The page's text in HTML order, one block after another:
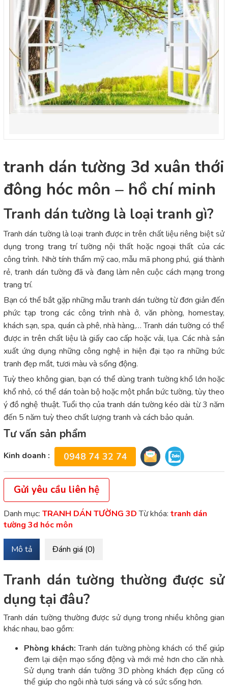
tranh dán tường 3d xuân thới
đông hóc môn – hồ chí minh
Tranh dán tường là loại tranh gì?
Tranh dán tường là loại tranh được in trên chất liệu riêng biệt sử
dụng trong trang trí tường nội thất hoặc ngoại thất của các
công trình. Nhờ tính thẩm mỹ cao, mẫu mã phong phú, giá thành
rẻ, tranh dán tường đã và đang làm nên cuộc cách mạng trong
trang trí.
Bạn có thể bắt gặp những mẫu tranh dán tường từ đơn giản đến
phức tạp trong các công trình nhà ở, văn phòng, homestay,
khách sạn, spa, quán cà phê, nhà hàng,… Tranh dán tường có thể
được in trên chất liệu là giấy cao cấp hoặc vải, lụa. Các nhà sản
xuất ứng dụng những công nghệ in hiện đại tạo ra những bức
tranh đẹp mắt, tươi màu và sống động.
Tuỳ theo không gian, bạn có thể dùng tranh tường khổ lớn hoặc
khổ nhỏ, có thể dán toàn bộ hoặc một phần bức tường, tùy theo
ý đồ nghệ thuật. Tuổi thọ của tranh dán tường kéo dài từ 3 năm
đến 5 năm tuỳ theo chất lượng tranh và cách bảo quản.
Tư vấn sản phẩm
Kinh doanh : 0948 74 32 74
Gửi yêu cầu liên hệ
Danh mục: TRANH DÁN TƯỜNG 3D Từ khóa: tranh dán
tường 3d hóc môn
Mô tả Đánh giá (0)
Tranh dán tường thường được sử
dụng tại đâu?
Tranh dán tường thường được sử dụng trong nhiều không gian
khác nhau, bao gồm:
Phòng khách: Tranh dán tường phòng khách có thể giúp
đem lại diện mạo sống động và mới mẻ hơn cho căn nhà.
Sử dụng tranh dán tường 3D phòng khách đẹp cũng có
thể giúp cho ngôi nhà tươi sáng và có sức sống hơn.